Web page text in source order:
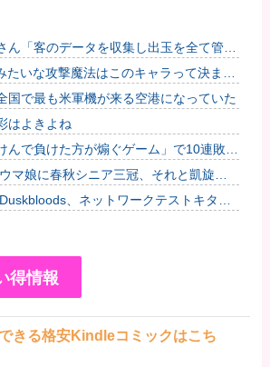
ん「客のデータを収集し出玉を全て管
ピューター」他
たいな攻撃魔法はこのキャラって決まっ
国で最も米軍機が来る空港になっていた
はよきよね
んで負けた方が煽ぐゲーム」で10連敗中
マ娘に春秋シニア三冠、それと凱旋門
もいいよ」と担当ウマ娘に発言した普通
、ネットワークテストキタ
得情報
きる格安Kindleコミックはこち